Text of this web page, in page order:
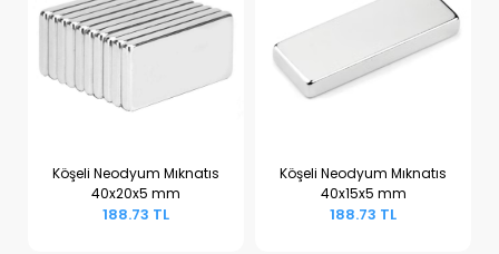
Sepete Ekle
Köşeli Neodyum Mıknatıs
40x20x5 mm
188.73 TL
Sepete Ekle
Köşeli Neodyum Mıknatıs
40x15x5 mm
188.73 TL